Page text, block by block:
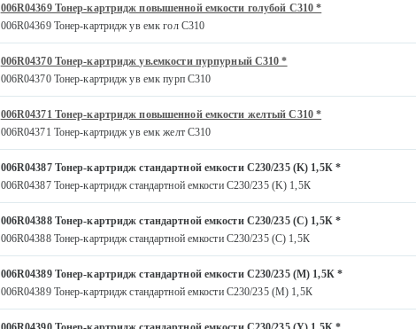
006R04369 Тонер-картридж повышенной емкости голубой C310 *
006R04369 Тонер-картридж ув емк гол C310
006R04370 Тонер-картридж ув.емкости пурпурный C310 *
006R04370 Тонер-картридж ув емк пурп C310
006R04371 Тонер-картридж повышенной емкости желтый С310 *
006R04371 Тонер-картридж ув емк желт C310
006R04387 Тонер-картридж стандартной емкости С230/235 (K) 1,5К *
006R04387 Тонер-картридж стандартной емкости С230/235 (K) 1,5К
006R04388 Тонер-картридж стандартной емкости С230/235 (С) 1,5К *
006R04388 Тонер-картридж стандартной емкости С230/235 (С) 1,5К
006R04389 Тонер-картридж стандартной емкости С230/235 (М) 1,5К *
006R04389 Тонер-картридж стандартной емкости С230/235 (М) 1,5К